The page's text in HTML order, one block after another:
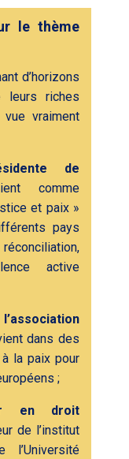
le thème
d’horizons
leurs riches
vraiment
de
comme
et paix »
pays
active
dans des
la paix pour
;
en droit
de l’institut